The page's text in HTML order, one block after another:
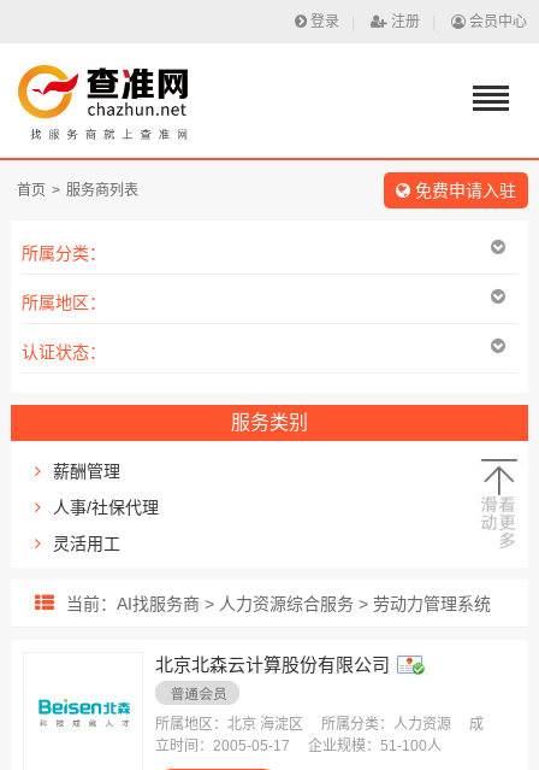
登录 注册 会员中心
首页 > 服务商列表 免费申请入驻
所属分类：
所属地区：
认证状态：
服务类别
薪酬管理
人事/社保代理
灵活用工
人力资源外包
业务/岗位外包
雇主责任险
当前：AI找服务商 > 人力资源综合服务 > 劳动力管理系统
北京北森云计算股份有限公司
所属地区：北京 海淀区 所属分类：人力资源
成
立时间：2005-05-17
企业规模：51-100人